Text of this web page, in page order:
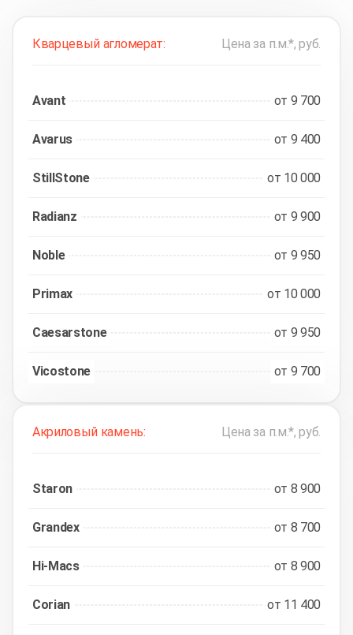
Кварцевый агломерат: Цена за п.м.*, руб.
Avant от 9 700
Avarus от 9 400
StillStone от 10 000
Radianz от 9 900
Noble от 9 950
Primax от 10 000
Caesarstone от 9 950
Vicostone от 9 700
Акриловый камень: Цена за п.м.*, руб.
Staron от 8 900
Grandex от 8 700
Hi-Macs от 8 900
Corian от 11 400